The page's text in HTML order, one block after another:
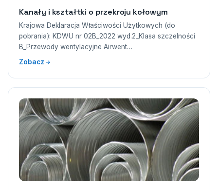
Kanały i kształtki o przekroju kołowym
Krajowa Deklaracja Właściwości Użytkowych (do
pobrania): KDWU nr 02B_2022 wyd.2_Klasa szczelności
B_Przewody wentylacyjne Airwent…
Zobacz